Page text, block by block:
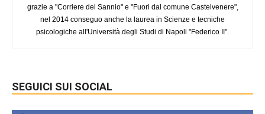
grazie a "Corriere del Sannio" e "Fuori dal comune Castelvenere",
nel 2014 conseguo anche la laurea in Scienze e tecniche
psicologiche all'Università degli Studi di Napoli "Federico II".
SEGUICI SUI SOCIAL